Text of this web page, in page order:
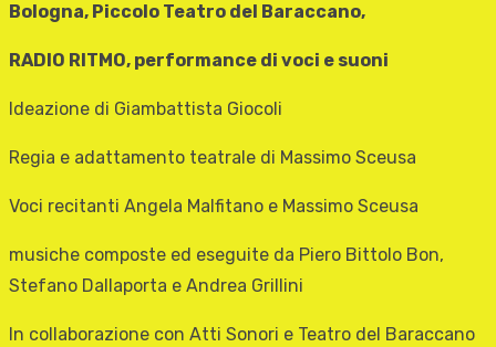
Bologna, Piccolo Teatro del Baraccano,
RADIO RITMO, performance di voci e suoni
Ideazione di Giambattista Giocoli
Regia e adattamento teatrale di Massimo Sceusa
Voci recitanti Angela Malfitano e Massimo Sceusa
musiche composte ed eseguite da Piero Bittolo Bon,
Stefano Dallaporta e Andrea Grillini
In collaborazione con Atti Sonori e Teatro del Baraccano